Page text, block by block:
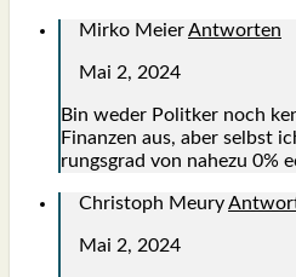
Mirko MeierAntworten
Mai 2, 2024
Bin weder Polit­ker noch
Finan­zen aus, aber selbst
rungs­grad von nahe­zu 0%
Christoph Meury
Mai 2, 2024